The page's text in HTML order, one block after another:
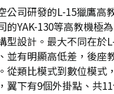
公司研發的L-15獵鷹高
的YAK-130等高教機極
型設計。最大不同在於
並有明顯高低差，後
從類比模式到數位模式
翼下有9個外掛點、共